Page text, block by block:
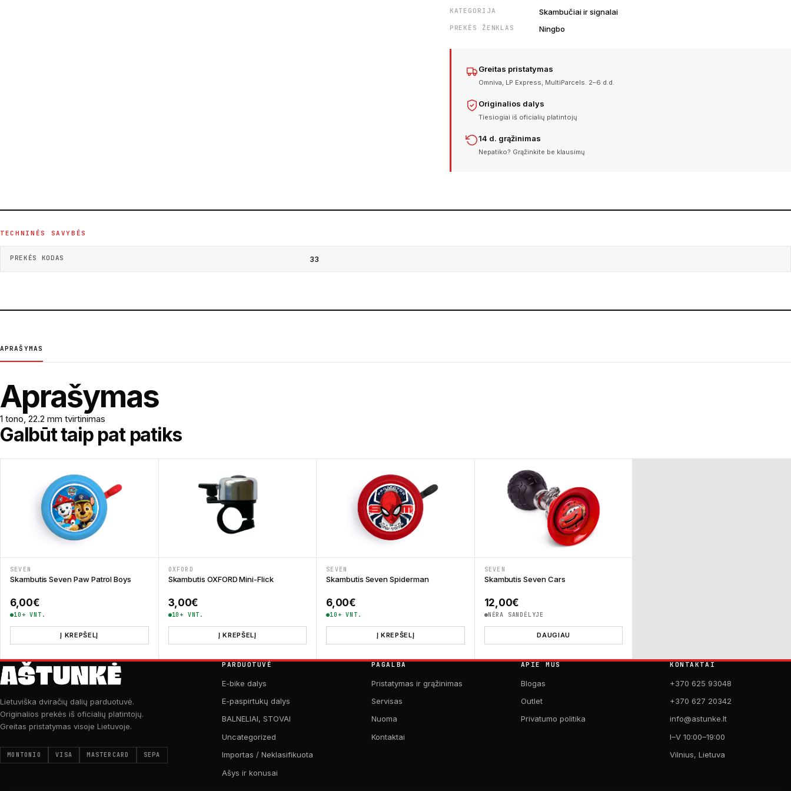
KATEGORIJA Skambučiai ir signalai
PREKĖS ŽENKLAS Ningbo
Greitas pristatymas
Omniva, LP Express, MultiParcels. 2–6 d.d.
Originalios dalys
Tiesiogiai iš oficialių platintojų
14 d. grąžinimas
Nepatiko? Grąžinkite be klausimų
TECHNINĖS SAVYBĖS
PREKĖS KODAS 33
APRAŠYMAS
Aprašymas
1 tono, 22.2 mm tvirtinimas
Galbūt taip pat patiks
SEVEN
Skambutis Seven Paw Patrol Boys
6,00€
10+ VNT.
Į KREPŠELĮ
OXFORD
Skambutis OXFORD Mini-Flick
3,00€
10+ VNT.
Į KREPŠELĮ
SEVEN
Skambutis Seven Spiderman
6,00€
10+ VNT.
Į KREPŠELĮ
SEVEN
Skambutis Seven Cars
12,00€
NĖRA SANDĖLYJE
DAUGIAU
Lietuviška dviračių dalių parduotuvė.
Originalios prekės iš oficialių platintojų.
Greitas pristatymas visoje Lietuvoje.
MONTONIO VISA MASTERCARD SEPA
PARDUOTUVĖ
E-bike dalys
E-paspirtukų dalys
BALNELIAI, STOVAI
Uncategorized
Importas / Neklasifikuota
Ašys ir konusai
PAGALBA
Pristatymas ir grąžinimas
Servisas
Nuoma
Kontaktai
APIE MUS
Blogas
Outlet
Privatumo politika
KONTAKTAI
+370 625 93048
+370 627 20342
info@astunke.lt
I–V 10:00–19:00
Vilnius, Lietuva